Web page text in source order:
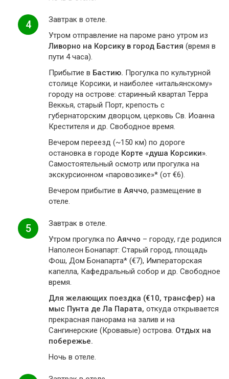
4
Завтрак в отеле.
Утром отправление на пароме рано утром из
Ливорно на Корсику в город Бастия (время в
пути 4 часа).
Прибытие в Бастию. Прогулка по культурной
столице Корсики, и наиболее «итальянскому»
городу на острове: старинный квартал Терра
Веккья, старый Порт, крепость с
губернаторским дворцом, церковь Св. Иоанна
Крестителя и др. Свободное время.
Вечером переезд (~150 км) по дороге
остановка в городе Корте «душа Корсики».
Самостоятельный осмотр или прогулка на
экскурсионном «паровозике»* (от €6).
Вечером прибытие в Аяччо, размещение в
отеле.
5
Завтрак в отеле.
Утром прогулка по Аяччо – городу, где родился
Наполеон Бонапарт: Старый город, площадь
Фош, Дом Бонапарта* (€7), Императорская
капелла, Кафедральный собор и др. Свободное
время.
Для желающих поездка (€10, трансфер) на
мыс Пунта де Ла Парата, откуда открывается
прекрасная панорама на залив и на
Сангинерские (Кровавые) острова. Отдых на
побережье.
Ночь в отеле.